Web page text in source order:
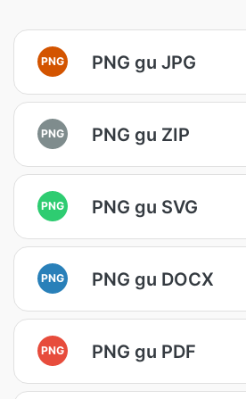
PNG PNG gu JPG
PNG PNG gu ZIP
PNG PNG gu SVG
PNG PNG gu DOCX
PNG PNG gu PDF